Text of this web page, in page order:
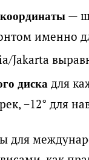
—
именно
Jakarta
диска для
−12° для
для